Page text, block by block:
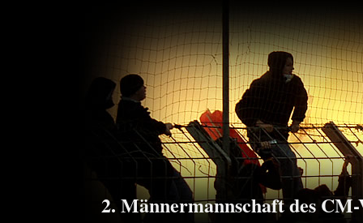
2. Männermannschaft des